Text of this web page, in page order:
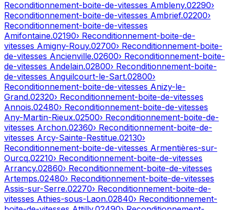
Reconditionnement-boite-de-vitesses Ambleny.02290›
Reconditionnement-boite-de-vitesses Ambrief.02200›
Reconditionnement-boite-de-vitesses
Amifontaine.02190› Reconditionnement-boite-de-
vitesses Amigny-Rouy.02700› Reconditionnement-boite-
de-vitesses Ancienville.02600› Reconditionnement-boite-
de-vitesses Andelain.02800› Reconditionnement-boite-
de-vitesses Anguilcourt-le-Sart.02800›
Reconditionnement-boite-de-vitesses Anizy-le-
Grand.02320› Reconditionnement-boite-de-vitesses
Annois.02480› Reconditionnement-boite-de-vitesses
Any-Martin-Rieux.02500› Reconditionnement-boite-de-
vitesses Archon.02360› Reconditionnement-boite-de-
vitesses Arcy-Sainte-Restitue.02130›
Reconditionnement-boite-de-vitesses Armentières-sur-
Ourcq.02210› Reconditionnement-boite-de-vitesses
Arrancy.02860› Reconditionnement-boite-de-vitesses
Artemps.02480› Reconditionnement-boite-de-vitesses
Assis-sur-Serre.02270› Reconditionnement-boite-de-
vitesses Athies-sous-Laon.02840› Reconditionnement-